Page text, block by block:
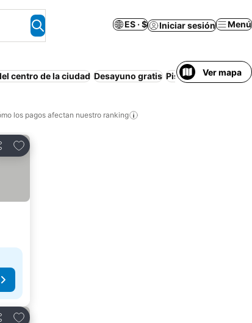
ES · $ Iniciar sesión Menú
centro de la ciudad Desayuno gratis Piscina Ver mapa
los pagos afectan nuestro ranking
Agregar a favoritos
Agregar a favoritos